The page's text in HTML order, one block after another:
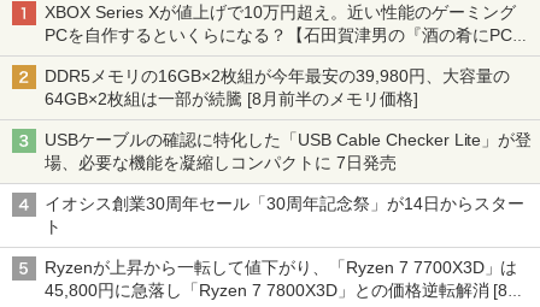
XBOX Series Xが値上げで10万円超え。近い性能のゲーミング
PCを自作するといくらになる？【石田賀津男の『酒の肴にPCゲ
ーム』】
DDR5メモリの16GB×2枚組が今年最安の39,980円、大容量の
64GB×2枚組は一部が続騰 [8月前半のメモリ価格]
USBケーブルの確認に特化した「USB Cable Checker Lite」が登
場、必要な機能を凝縮しコンパクトに 7日発売
イオシス創業30周年セール「30周年記念祭」が14日からスター
ト
Ryzenが上昇から一転して値下がり、「Ryzen 7 7700X3D」は
45,800円に急落し「Ryzen 7 7800X3D」との価格逆転解消 [8月